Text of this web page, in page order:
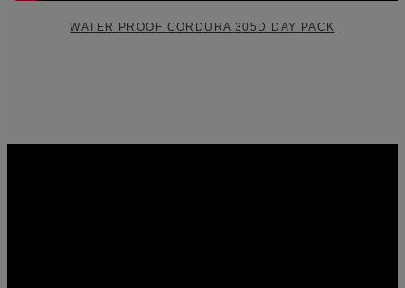
WATER PROOF CORDURA 305D DAY PACK